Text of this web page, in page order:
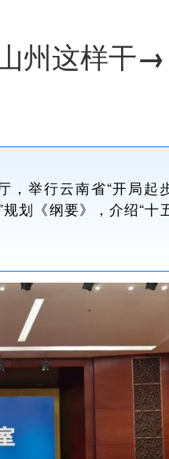
州这样干→
举行云南省“开局起
划《纲要》，介绍“十